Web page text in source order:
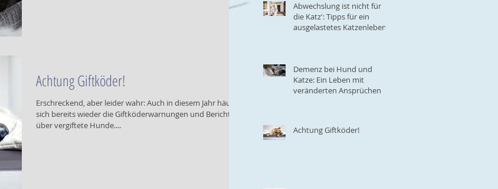
Achtung Giftköder!
Erschreckend, aber leider wahr: Auch in diesem Jahr häufen
sich bereits wieder die Giftköderwarnungen und Berichte
über vergiftete Hunde....
Abwechslung ist nicht für
die Katz': Tipps für ein
ausgelastetes Katzenleben
Demenz bei Hund und
Katze: Ein Leben mit
veränderten Ansprüchen
Achtung Giftköder!